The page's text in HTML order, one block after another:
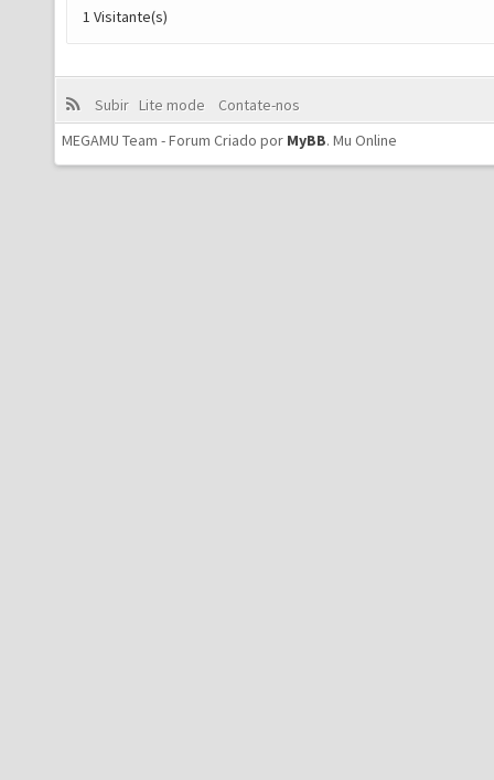
1 Visitante(s)
Subir Lite mode
Contate-nos
MEGAMU Team - Forum Criado por MyBB. Mu Online